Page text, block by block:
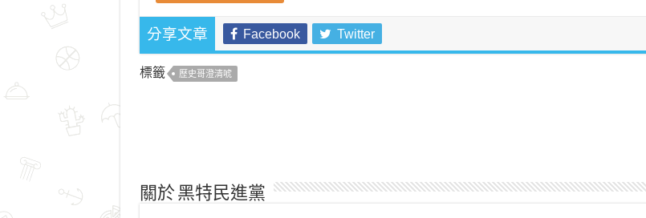
分享文章 Facebook Twitter
標籤 歷史哥澄清唬
關於 黑特民進黨